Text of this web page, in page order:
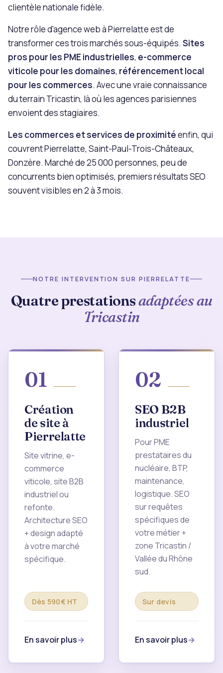
clientèle nationale fidèle.
Notre rôle d'agence web à Pierrelatte est de
transformer ces trois marchés sous-équipés. Sites
pros pour les PME industrielles, e-commerce
viticole pour les domaines, référencement local
pour les commerces. Avec une vraie connaissance
du terrain Tricastin, là où les agences parisiennes
envoient des stagiaires.
Les commerces et services de proximitéenfin, qui
couvrent Pierrelatte, Saint-Paul-Trois-Châteaux,
Donzère. Marché de 25 000 personnes, peu de
concurrents bien optimisés, premiers résultats SEO
souvent visibles en 2 à 3 mois.
NOTRE INTERVENTION SUR PIERRELATTE
Quatre prestationsadaptées au
Tricastin
01
Création
de site à
Pierrelatte
Site vitrine, e-
commerce
viticole, site B2B
industriel ou
refonte.
Architecture SEO
+ design adapté
à votre marché
spécifique.
Dès 590€ HT
En savoir plus
02
SEO B2B
industriel
Pour PME
prestataires du
nucléaire, BTP,
maintenance,
logistique. SEO
sur requêtes
spécifiques de
votre métier +
zone Tricastin /
Vallée du Rhône
sud.
Sur devis
En savoir plus